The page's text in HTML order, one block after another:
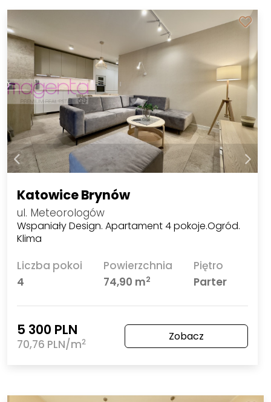
Katowice Brynów
ul. Meteorologów
Wspaniały Design. Apartament 4 pokoje.Ogród.
Klima
Liczba pokoi
4
Powierzchnia
74,90 m2
Piętro
Parter
5 300 PLN
70,76 PLN/m2 Zobacz